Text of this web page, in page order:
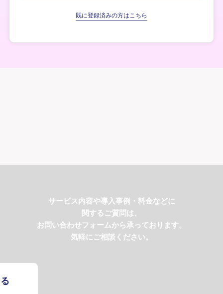
既に登録済みの方はこちら
サービス内容や導入事例・料金などに
関するご質問は、
お問い合わせフォームから承っております。
気軽にご相談ください。